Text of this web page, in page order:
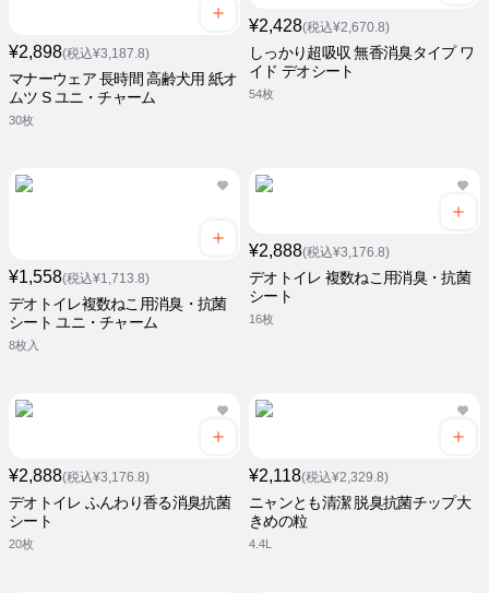
¥2,898(税込¥3,187.8)
マナーウェア 長時間 高齢犬用 紙オ
ムツ S ユニ・チャーム
30枚
¥2,428(税込¥2,670.8)
しっかり超吸収 無香消臭タイプ ワ
イド デオシート
54枚
¥1,558(税込¥1,713.8)
デオトイレ複数ねこ用消臭・抗菌
シート ユニ・チャーム
8枚入
¥2,888(税込¥3,176.8)
デオトイレ 複数ねこ用消臭・抗菌
シート
16枚
¥2,888(税込¥3,176.8)
デオトイレ ふんわり香る消臭抗菌
シート
20枚
¥2,118(税込¥2,329.8)
ニャンとも清潔 脱臭抗菌チップ大
きめの粒
4.4L